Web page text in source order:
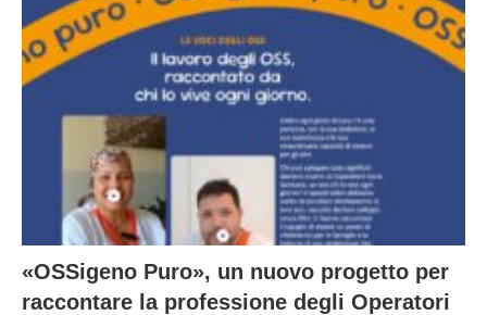
«OSSigeno Puro», un nuovo progetto per
raccontare la professione degli Operatori